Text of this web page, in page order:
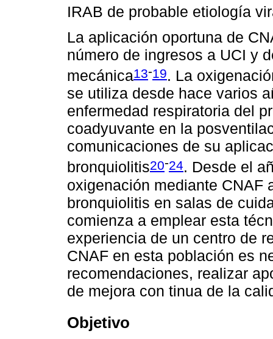
IRAB de probable etiología
La aplicación oportuna de
número de ingresos a UCI y
mecánica13-19. La
se utiliza desde hace varios
enfermedad respiratoria del
coadyuvante en la
comunicaciones de su
bronquiolitis20-24. Desde el
oxigenación mediante CNAF
bronquiolitis en salas de
comienza a emplear esta
experiencia de un centro de
CNAF en esta población es
recomendaciones, realizar
de mejora con tinua de la
Objetivo